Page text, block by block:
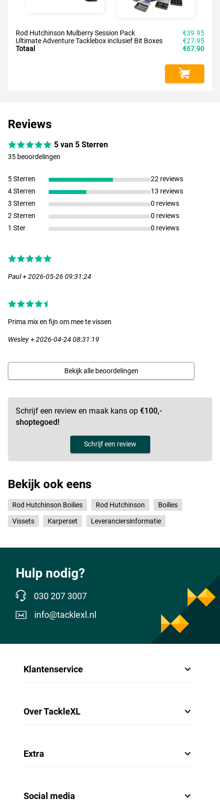
Rod Hutchinson Mulberry Session Pack
€39.95
Ultimate Adventure Tacklebox inclusief Bit Boxes
€27.95
Totaal
€67.90
Reviews
5 van 5 Sterren
35 beoordelingen
5 Sterren
22 reviews
4 Sterren
13 reviews
3 Sterren
0 reviews
2 Sterren
0 reviews
1 Ster
0 reviews
Paul + 2026-05-26 09:31:24
Prima mix en fijn om mee te vissen
Wesley + 2026-04-24 08:31:19
Bekijk alle beoordelingen
Schrijf een review en maak kans op €100,-
shoptegoed!
Schrijf een review
Bekijk ook eens
Rod Hutchinson Boilies Rod Hutchinson Boilies
Vissets Karperset Leveranciersinformatie
Hulp nodig?
030 207 3007
info@tacklexl.nl
Klantenservice
Over TackleXL
Extra
Social media